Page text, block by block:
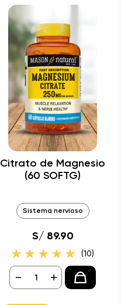
Citrato de Magnesio
(60 SOFTG)
Sistema nervioso
S/ 89.90
(10)
- +